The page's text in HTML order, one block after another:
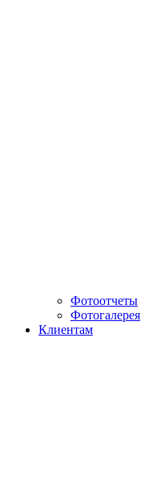
Фотоотчеты
Фотогалерея
Клиентам